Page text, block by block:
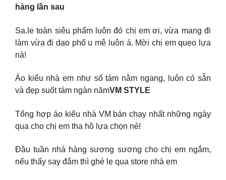
hàng lần sau
Sa.le toàn siêu phẩm luôn đó chị em ơi, vừa mang đi
làm vừa đi dạo phố u mê luôn á. Mời chị em quẹo lựa
nà!
Áo kiểu nhà em như số tám nằm ngang, luôn có sẵn
và đẹp suốt tám ngàn nămVM STYLE
Tổng hợp áo kiểu nhà VM bán chạy nhất những ngày
qua cho chị em tha hồ lựa chọn nè!
Đầu tuần nhá hàng sương sương cho chị em ngắm,
nếu thấy say đắm thì ghé lẹ qua store nhà em